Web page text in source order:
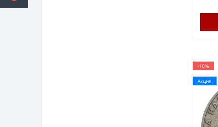
-10%
Акция